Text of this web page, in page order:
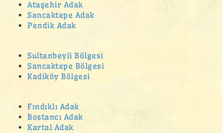
Ataşehir Adak
Sancaktepe Adak
Pendik Adak
Sultanbeyli Bölgesi
Sancaktepe Bölgesi
Kadiköy Bölgesi
Fındıklı Adak
Bostancı Adak
Kartal Adak